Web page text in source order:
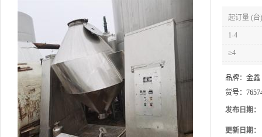
起订量 (台)
1-4
≥4
品牌： 金鑫
货号：
发布日期：
更新日期：